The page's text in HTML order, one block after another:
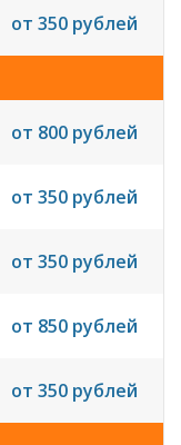
от 350 рублей
от 800 рублей
от 350 рублей
от 350 рублей
от 850 рублей
от 350 рублей